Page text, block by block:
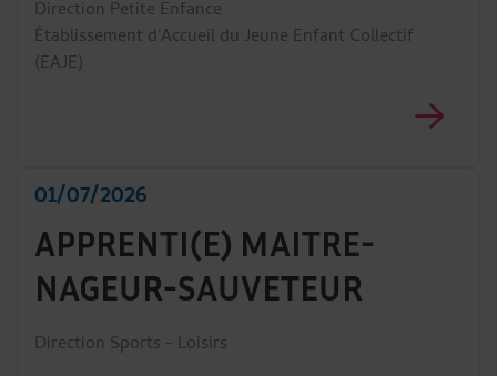
Direction Petite Enfance
Établissement d'Accueil du Jeune Enfant Collectif
(EAJE)
01/07/2026
APPRENTI(E) MAITRE-
NAGEUR-SAUVETEUR
Direction Sports - Loisirs